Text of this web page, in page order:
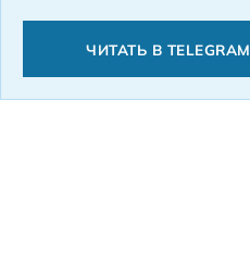
ЧИТАТЬ В TELEGRAM